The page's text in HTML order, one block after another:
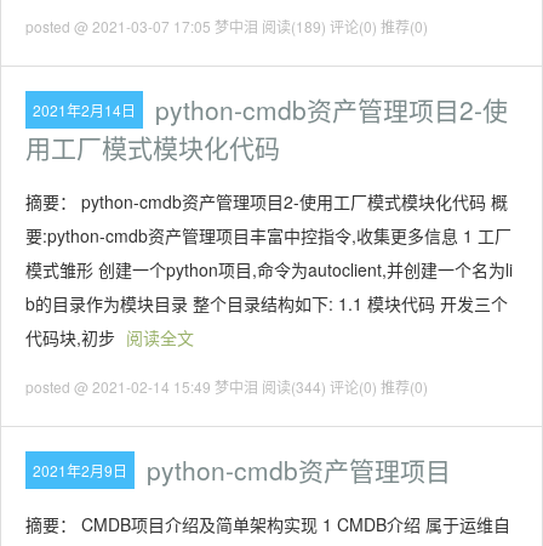
posted @ 2021-03-07 17:05 梦中泪 阅读(189) 评论(0) 推荐(0)
2021年2月14日
python-cmdb资产管理项目2-使
用工厂模式模块化代码
摘要： python-cmdb资产管理项目2-使用工厂模式模块化代码 概
要:python-cmdb资产管理项目丰富中控指令,收集更多信息 1 工厂
模式雏形 创建一个python项目,命令为autoclient,并创建一个名为li
b的目录作为模块目录 整个目录结构如下: 1.1 模块代码 开发三个
代码块,初步 阅读全文
posted @ 2021-02-14 15:49 梦中泪 阅读(344) 评论(0) 推荐(0)
2021年2月9日 python-cmdb资产管理项目
摘要： CMDB项目介绍及简单架构实现 1 CMDB介绍 属于运维自